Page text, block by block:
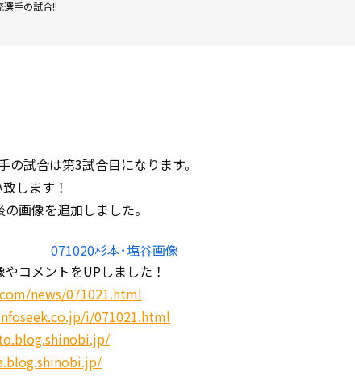
手の試合!!
試合は第3試合目になります。
します！
画像を追加しました。
コメントをUPしました！
news/071021.html
i/071021.html